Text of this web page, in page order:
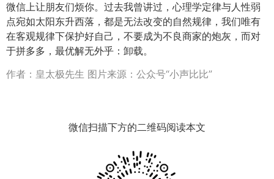
微信上让朋友们烦你。 过去我曾讲过，心理学定律与人性弱
点宛如太阳东升西落，都是无法改变的自然规律，我们唯有
在客观规律下保护好自己，不要成为不良商家的炮灰，而对
于拼多多，最优解无外乎：卸载。
作者：皇太极先生 图片来源：公众号“小声比比”
微信扫描下方的二维码阅读本文